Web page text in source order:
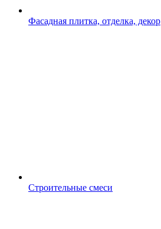
Фасадная плитка, отделка, декор
Строительные смеси